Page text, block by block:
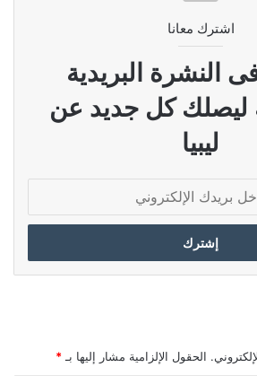
اشترك معانا
النشرة البريدية
ليصلك كل جديد عن
ليبيا
الحقول الإلزامية مشار إليها بـ *